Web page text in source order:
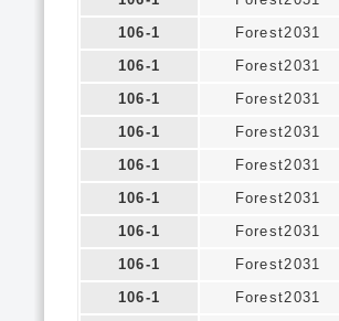
106-1
Forest2031
106-1
Forest2031
106-1
Forest2031
106-1
Forest2031
106-1
Forest2031
106-1
Forest2031
106-1
Forest2031
106-1
Forest2031
106-1
Forest2031